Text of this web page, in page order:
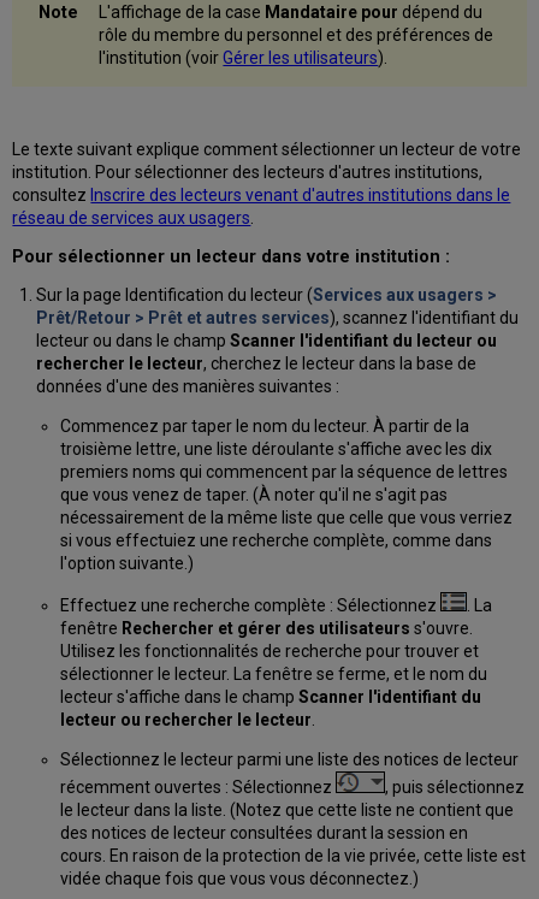
Payer
des
amendes
spécifiques
Payer
des
amendes
et
frais
de
manière
groupée.
Annuler
amendes
et
des
frais
Annuler
des
et
des
frais
spécifiques
Annuler
des
amendes
des
frais
de
manière
groupée
L'affichage de la case Mandataire pour dépend du
rôle du membre du personnel et des préférences de
l'institution (voirGérer les utilisateurs).
Le texte suivant explique comment sélectionner un lecteur de votre
institution. Pour sélectionner des lecteurs d'autres institutions,
consultezInscrire des lecteurs venant d'autres institutions dans le
réseau de services aux usagers
Pour sélectionner un lecteur dans votre institution :
Sur la page Identification du lecteur (Services aux usagers >
Prêt/Retour > Prêt et autres services), scannez l'identifiant du
lecteur ou dans le champ Scanner l'identifiant du lecteur ou
rechercher le lecteur, cherchez le lecteur dans la base de
données d'une des manières suivantes :
Commencez par taper le nom du lecteur. À partir de la
troisième lettre, une liste déroulante s'affiche avec les dix
premiers noms qui commencent par la séquence de lettres
que vous venez de taper. (À noter qu'il ne s'agit pas
nécessairement de la même liste que celle que vous verriez
si vous effectuiez une recherche complète, comme dans
l'option suivante.)
Effectuez une recherche complète : Sélectionnez
. La
fenêtre Rechercher et gérer des utilisateurs s'ouvre.
Utilisez les fonctionnalités de recherche pour trouver et
sélectionner le lecteur. La fenêtre se ferme, et le nom du
lecteur s'affiche dans le champ Scanner l'identifiant du
lecteur ou rechercher le lecteur
Sélectionnez le lecteur parmi une liste des notices de lecteur
récemment ouvertes : Sélectionnez
, puis sélectionnez
le lecteur dans la liste. (Notez que cette liste ne contient que
des notices de lecteur consultées durant la session en
cours. En raison de la protection de la vie privée, cette liste est
vidée chaque fois que vous vous déconnectez.)